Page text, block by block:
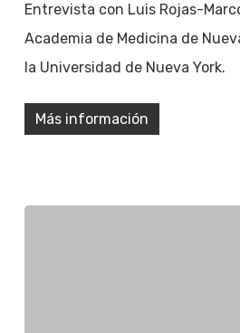
Entrevista con Luis Rojas-
Academia de Medicina de
la Universidad de Nueva York.
Más información